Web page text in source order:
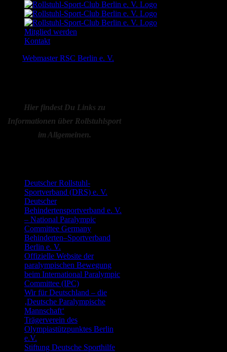
Mitglied werden
Kontakt
Webmaster RSC Berlin e. V.
Hier findest Du Links zu
Informationen über Rollstuhlsport
im Allgemeinen.
Deutscher Rollstuhl-
Sportverband (DRS) e. V.
Deutscher
Behindertensportverband e. V.
– National Paralympic
Committee Germany
Behinderten–Sportverband
Berlin e. V.
Offizielle Website der
paralympischen Bewegung
beim International Paralympic
Committee (IPC)
Wir für Deutschland – die
‚Deutsche Paralympische
Mannschaft‘
Trägerverein des
Olympiastützpunktes Berlin
e.V.
Stiftung Deutsche Sporthilfe